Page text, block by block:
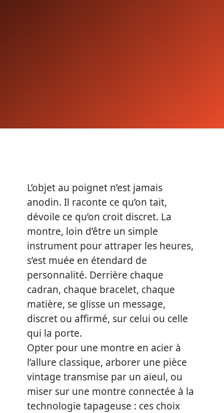
L’objet au poignet n’est jamais
anodin. Il raconte ce qu’on tait,
dévoile ce qu’on croit discret. La
montre, loin d’être un simple
instrument pour attraper les heures,
s’est muée en étendard de
personnalité. Derrière chaque
cadran, chaque bracelet, chaque
matière, se glisse un message,
discret ou affirmé, sur celui ou celle
qui la porte.
Opter pour une montre en acier à
l’allure classique, arborer une pièce
vintage transmise par un aïeul, ou
miser sur une montre connectée à la
technologie tapageuse : ces choix